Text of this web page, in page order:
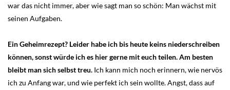
war das nicht immer, aber wie sagt man so schön: Man wächst mit
seinen Aufgaben.
Ein Geheimrezept? Leider habe ich bis heute keins niederschreiben
können, sonst würde ich es hier gerne mit euch teilen. Am besten
bleibt man sich selbst treu. Ich kann mich noch erinnern, wie nervös
ich zu Anfang war, und wie perfekt ich sein wollte. Angst, dass auf